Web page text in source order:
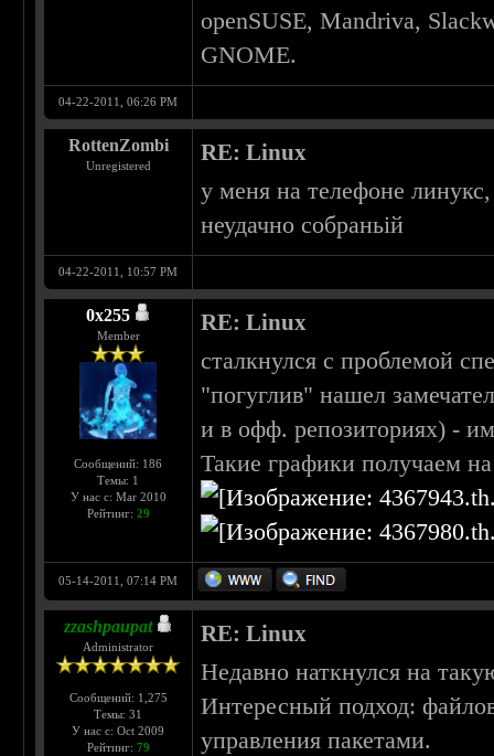
openSUSE, Mandriva,
GNOME.
04-22-2011, 06:26 PM
RottenZombi
Unregistered
RE: Linux
у меня на телефоне
неудачно собраньій
04-22-2011, 10:57 PM
0х255
Member
Сообщений: 186
Темы: 1
У нас с: Mar 2010
Рейтинг: 29
RE: Linux
сталкнулся с проблемой
"погуглив" нашел
и в офф. репозиториях) -
Такие графики получаем
05-14-2011, 07:14 PM
zzashpaupat
Administrator
Сообщений: 1,275
Темы: 31
У нас с: Oct 2009
Рейтинг: 79
RE: Linux
Недавно наткнулся на
Интересный подход:
управления пакетами.